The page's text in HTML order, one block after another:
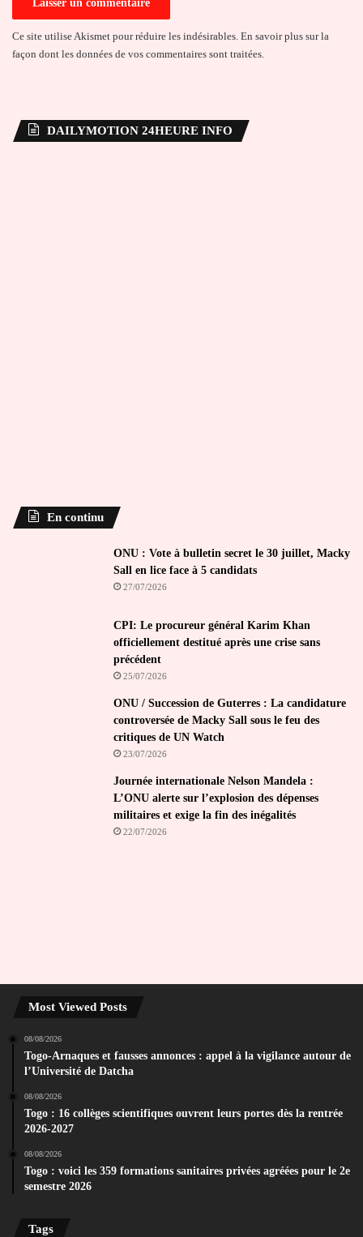
Ce site utilise Akismet pour réduire les indésirables. En savoir plus sur la
façon dont les données de vos commentaires sont traitées.
DAILYMOTION 24HEURE INFO
En continu
ONU : Vote à bulletin secret le 30 juillet, Macky
Sall en lice face à 5 candidats
27/07/2026
CPI: Le procureur général Karim Khan
officiellement destitué après une crise sans
précédent
25/07/2026
ONU / Succession de Guterres : La candidature
controversée de Macky Sall sous le feu des
critiques de UN Watch
23/07/2026
Journée internationale Nelson Mandela :
L’ONU alerte sur l’explosion des dépenses
militaires et exige la fin des inégalités
22/07/2026
Most Viewed Posts
08/08/2026
Togo-Arnaques et fausses annonces : appel à la vigilance autour de
l’Université de Datcha
08/08/2026
Togo : 16 collèges scientifiques ouvrent leurs portes dès la rentrée
2026-2027
08/08/2026
Togo : voici les 359 formations sanitaires privées agréées pour le 2e
semestre 2026
Tags